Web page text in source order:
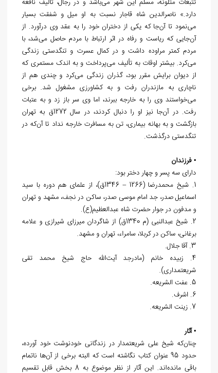
تتبعات متلونه، مسلِّم این شهر می‌باشد و در رجال، تألیف نافعه
دارد.» ناصرالدین شاه قاجار نسبت به او میل و شفقت بسیار
می‌نمود تا آن‌جا که یکی از دختران خود را به عقد وی درآورد. از
آن‌جایی که ریاست و رفاه در اثر ارتباط با مردم حاصل می‌شد، با
مردم کمتر مراوده داشت و در کمال عسرت و تنگدستی زندگی
می‌کرد. بیشتر اوقات به تألیف می‌پرداخت و به اندک مستمری که
از دیوان برایش مقرر بود، گذران زندگی می‌کرد و چندی هم از
ناچاری به مازندران رفت و به کشاورزی مشغول شد. برخی
می‌خواستند وی را به خارجه ببرند، اما وی سر باز زد و به عتبات
رفت. در آن‌جا نیز او را دنبال کردند، در سال 1272ق به تهران
بازگشت و به بهانه بیماری، تن به مسافرت خارجه نداد تا آن‌که در
تنگدستی درگذشت.
• فرزندان
دارای سه پسر و چهار دختر بود:
1. شیخ محمدرضا (1266 – 1346ق)، از علمای هم دوره با سید
اسماعیل صدر، جد امام موسی صدر، ساکن در نجف، مشهد و تهران
و مدفون در جوار حضرت شاه عبدالعظیم(ع).
2. شیخ عبدالنبی (م 1340ق) از شاگردان میرزای شیرازی و علامه
برغانی، ساکن در کربلا، سامراء، تهران و مشهد.
3. آقا جلال.
4. زبیده خانم (مادرجد آیت‌الله حاج شیخ محمد تقی
شریعتمداری).
5. عفت الشریعه.
6. اشرف.
7. زینت الشریعه.
• آثار
چنان‌که شیخ علی شریعتمدار در زندگانی خودنوشت خود آورده،
حدود 95 عنوان کتاب نگاشته است که البته برخی از آن‌ها ناتمام
باقی مانده‌اند. این آثار از نظر موضوع به 8 بخش قابل تقسیم